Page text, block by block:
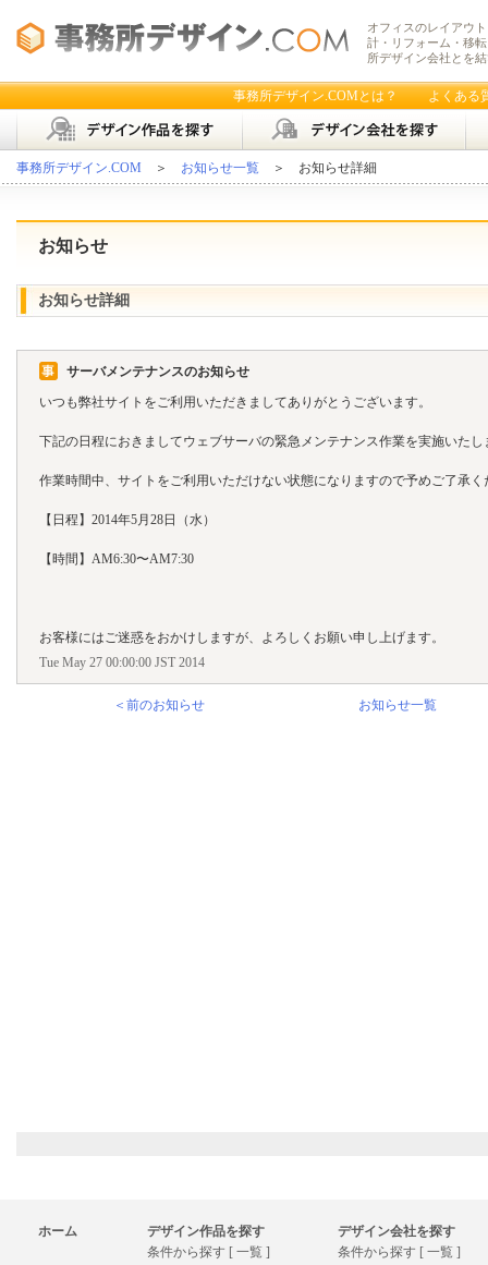
オフィスのレイアウ
計・リフォーム・移
所デザイン会社とを
事務所デザイン.COMとは？ よくある
事務所デザイン.COM ＞ お知らせ一覧 ＞ お知らせ詳細
お知らせ
お知らせ詳細
サーバメンテナンスのお知らせ
いつも弊社サイトをご利用いただきましてありがとうございます。
下記の日程におきましてウェブサーバの緊急メンテナンス作業を実施いたし
作業時間中、サイトをご利用いただけない状態になりますので予めご了承く
【日程】2014年5月28日（水）
【時間】AM6:30〜AM7:30
お客様にはご迷惑をおかけしますが、よろしくお願い申し上げます。
Tue May 27 00:00:00 JST 2014
＜前のお知らせ お知らせ一覧
ホーム
デザイン作品を探す
条件から探す [ 一覧 ]
デザイン会社を探す
条件から探す [ 一覧 ]